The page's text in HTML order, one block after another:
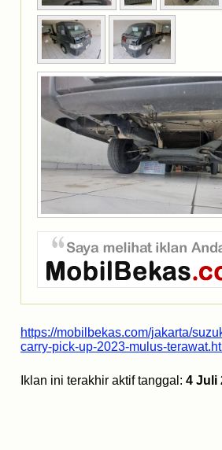
https://mobilbekas.com/jakarta/
carry-pick-up-2023-mulus-
Iklan ini terakhir aktif tanggal: 4 Juli